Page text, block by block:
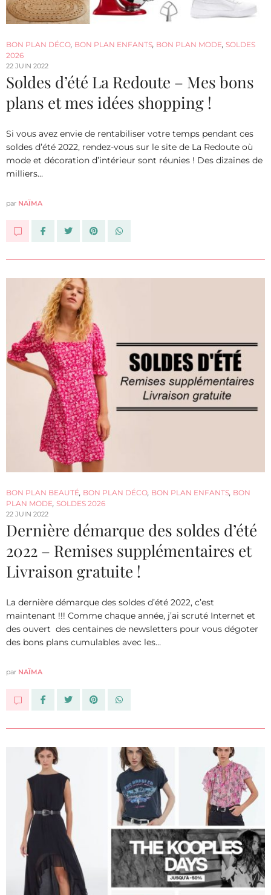
BON PLAN DÉCO, BON PLAN ENFANTS, BON PLAN MODE, SOLDES
2026
22 JUIN 2022
Soldes d’été La Redoute – Mes bons
plans et mes idées shopping !
Si vous avez envie de rentabiliser votre temps pendant ces
soldes d’été 2022, rendez-vous sur le site de La Redoute où
mode et décoration d’intérieur sont réunies ! Des dizaines de
milliers…
par NAÏMA
BON PLAN BEAUTÉ, BON PLAN DÉCO, BON PLAN ENFANTS, BON
PLAN MODE, SOLDES 2026
22 JUIN 2022
Dernière démarque des soldes d’été
2022 – Remises supplémentaires et
Livraison gratuite !
La dernière démarque des soldes d’été 2022, c’est
maintenant !!! Comme chaque année, j’ai scruté Internet et
des ouvert des centaines de newsletters pour vous dégoter
des bons plans cumulables avec les…
par NAÏMA